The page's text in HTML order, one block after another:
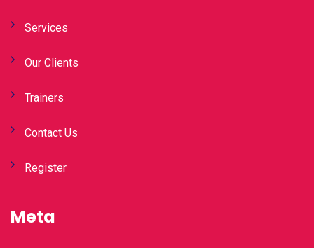
Services
Our Clients
Trainers
Contact Us
Register
Meta